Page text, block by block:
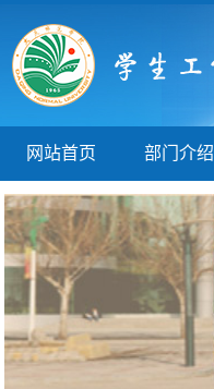
网站首页 部门介绍